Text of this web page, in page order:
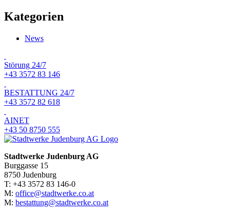
Kategorien
News
Störung 24/7
+43 3572 83 146
BESTATTUNG 24/7
+43 3572 82 618
AINET
+43 50 8750 555
Stadtwerke Judenburg AG
Burggasse 15
8750 Judenburg
T: +43 3572 83 146-0
M: office@stadtwerke.co.at
M: bestattung@stadtwerke.co.at